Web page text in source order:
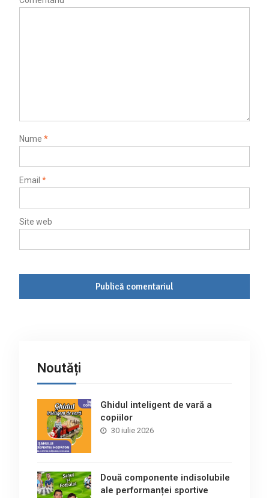
Nume *
Email *
Site web
Noutăți
Ghidul inteligent de vară a
copiilor
30 iulie 2026
Două componente indisolubile
ale performanței sportive